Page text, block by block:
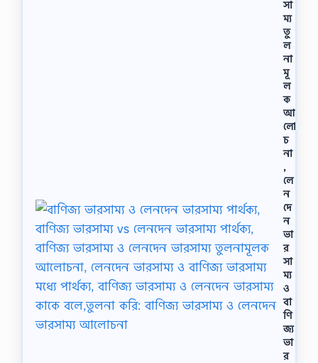
সা
ম্য
তু
ল
না
মূ
ল
ক
আ
লো
চ
না
,
লে
ন
দে
ন
ভা
র
সা
ম্য
ও
বা
ণি
জ্য
ভা
র